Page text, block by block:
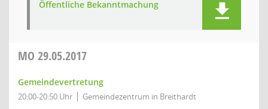
Öffentliche Bekanntmachung
MO 29.05.2017
Gemeindevertretung
20:00-20:50 Uhr Gemeindezentrum in Breithardt